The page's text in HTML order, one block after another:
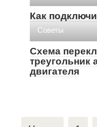
Как
Советы
Схема
треугольник
двигателя